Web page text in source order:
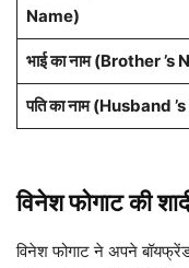
Name)
भाई का नाम (Brother ’s
पति का नाम (Husband
विनेश फोगाट की
विनेश फोगाट ने अपने